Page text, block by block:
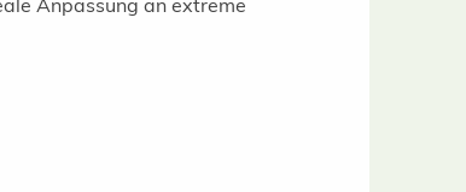
Anpassung an extreme